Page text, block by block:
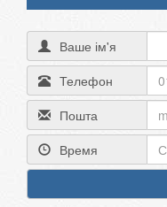
Ваше ім'я
Телефон
Пошта
Время